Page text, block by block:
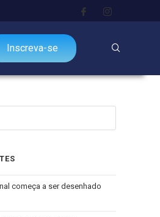
Inscreva-se
começa a ser desenhado